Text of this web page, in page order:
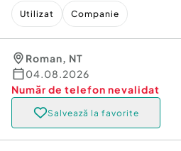
Utilizat Companie
Roman, NT
04.08.2026
Număr de telefon nevalidat
Salvează la favorite